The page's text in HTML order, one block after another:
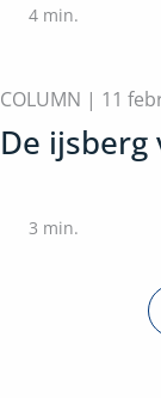
4min.
COLUMN | 11
De
3 min.